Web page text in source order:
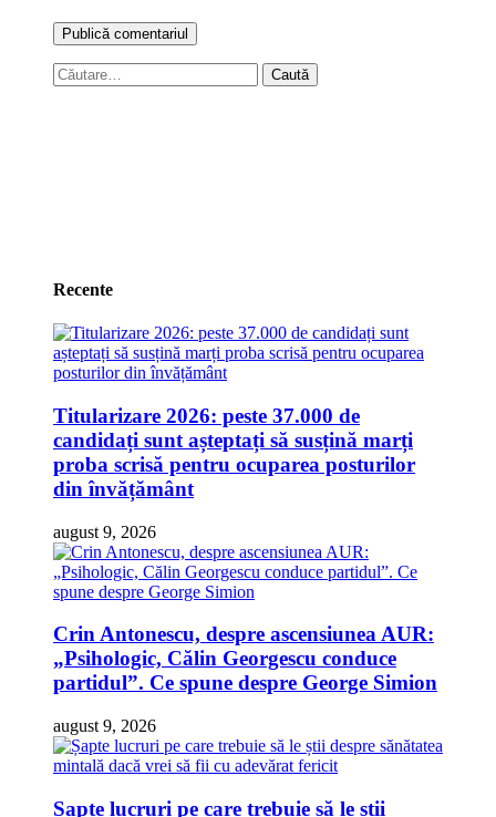
Caută
după:
Recente
Titularizare 2026: peste 37.000 de
candidați sunt așteptați să susțină marți
proba scrisă pentru ocuparea posturilor
din învățământ
august 9, 2026
Crin Antonescu, despre ascensiunea AUR:
„Psihologic, Călin Georgescu conduce
partidul”. Ce spune despre George Simion
august 9, 2026
Șapte lucruri pe care trebuie să le știi